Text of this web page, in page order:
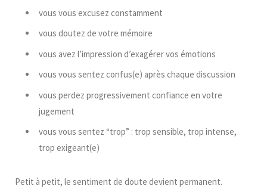
vous vous excusez constamment
vous doutez de votre mémoire
vous avez l’impression d’exagérer vos émotions
vous vous sentez confus(e) après chaque discussion
vous perdez progressivement confiance en votre
jugement
vous vous sentez “trop” : trop sensible, trop intense,
trop exigeant(e)
Petit à petit, le sentiment de doute devient permanent.